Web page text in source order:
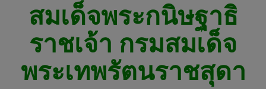
สมเด็จพระกนิษฐาธิ
ราชเจ้า กรมสมเด็จ
พระเทพรัตนราชสุดา